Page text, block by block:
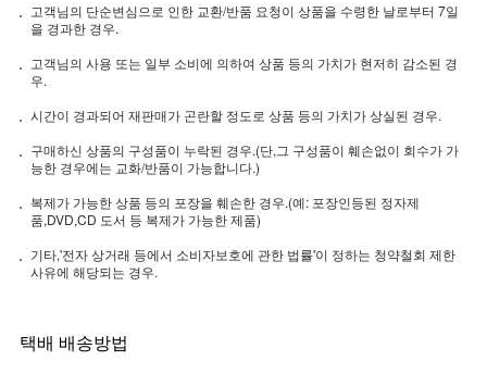
고객님의 단순변심으로 인한 교환/반품 요청이 상품을 수령한 날로부터 7일
을 경과한 경우.
고객님의 사용 또는 일부 소비에 의하여 상품 등의 가치가 현저히 감소된 경
우.
시간이 경과되어 재판매가 곤란할 정도로 상품 등의 가치가 상실된 경우.
구매하신 상품의 구성품이 누락된 경우.(단,그 구성품이 훼손없이 회수가 가
능한 경우에는 교화/반품이 가능합니다.)
복제가 가능한 상품 등의 포장을 훼손한 경우.(예: 포장인등된 정자제
품,DVD,CD 도서 등 복제가 가능한 제품)
기타,'전자 상거래 등에서 소비자보호에 관한 법률'이 정하는 청약철회 제한
사유에 해당되는 경우.
택배 배송방법